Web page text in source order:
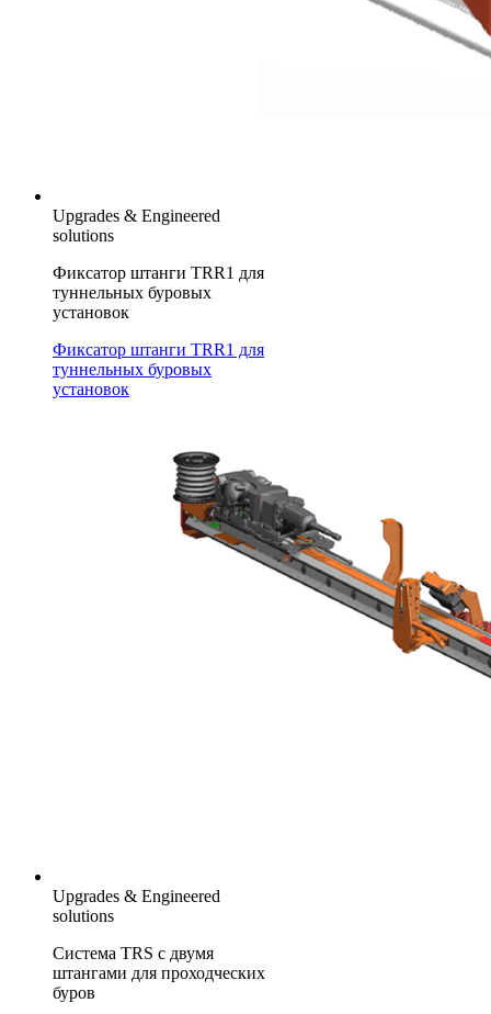
Upgrades & Engineered
solutions
Фиксатор штанги TRR1 для
туннельных буровых
установок
Фиксатор штанги TRR1 для
туннельных буровых
установок
Upgrades & Engineered
solutions
Система TRS с двумя
штангами для проходческих
буров